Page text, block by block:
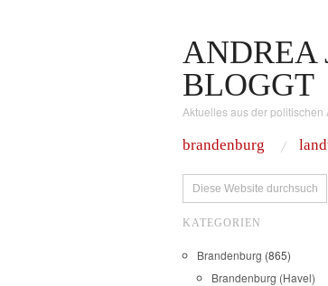
ANDREA
BLOGGT
Aktuelles aus der politischen
brandenburg
KATEGORIEN
Brandenburg (865)
Brandenburg (Havel)